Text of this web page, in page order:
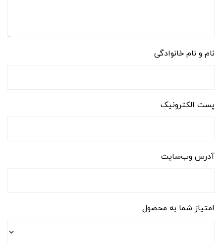
نام و نام خانوادگی
پست الکترونیک
آدرس وب‌سایت
امتیاز شما به محصول